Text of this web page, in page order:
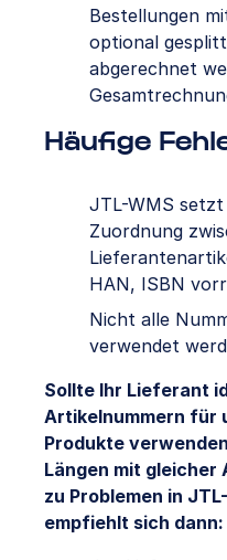
Bestellungen
optional
abgerechnet
Häufige
JTL-WMS
Zuordnung
HAN, ISBN
Nicht alle
verwendet
Sollte Ihr Lieferant
Artikelnummern für
Produkte
Längen mit gleicher
zu Problemen in
empfiehlt sich dann: